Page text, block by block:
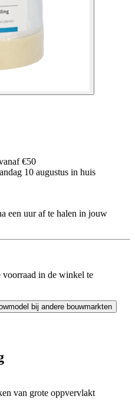
€50
10 augustus in huis
een uur af te halen in jouw
voorraad in de winkel te
bij andere bouwmarkten
van grote oppvervlakt